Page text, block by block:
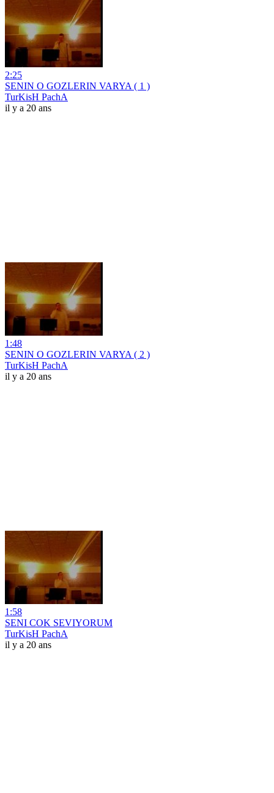
2:25
SENIN O GOZLERIN VARYA ( 1 )
TurKisH PachA
il y a 20 ans
1:48
SENIN O GOZLERIN VARYA ( 2 )
TurKisH PachA
il y a 20 ans
1:58
SENI COK SEVIYORUM
TurKisH PachA
il y a 20 ans